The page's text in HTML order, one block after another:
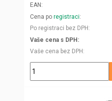
EAN
Cena po registraci
Po registraci bez DPH
Vaše cena s DPH
Vaše cena bez DPH